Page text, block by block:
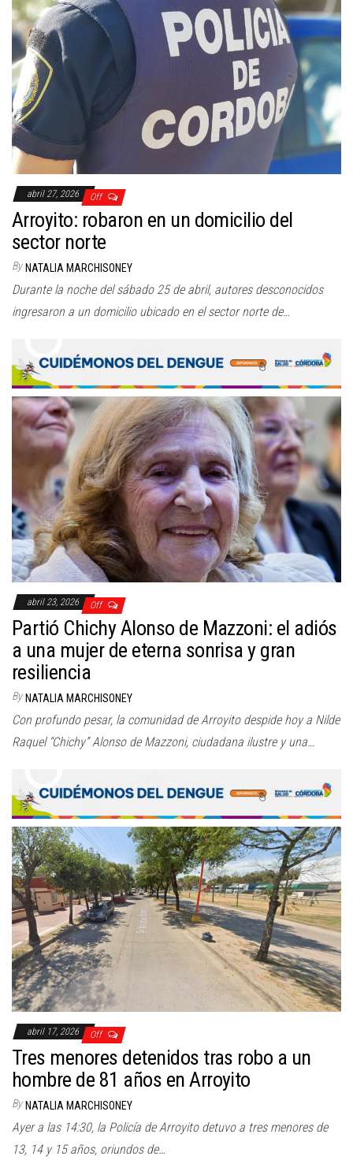
abril 27, 2026 Off
Arroyito: robaron en un domicilio del
sector norte
By NATALIA MARCHISONEY
Durante la noche del sábado 25 de abril, autores desconocidos
ingresaron a un domicilio ubicado en el sector norte de…
abril 23, 2026 Off
Partió Chichy Alonso de Mazzoni: el adiós
a una mujer de eterna sonrisa y gran
resiliencia
By NATALIA MARCHISONEY
Con profundo pesar, la comunidad de Arroyito despide hoy a Nilde
Raquel “Chichy” Alonso de Mazzoni, ciudadana ilustre y una…
abril 17, 2026 Off
Tres menores detenidos tras robo a un
hombre de 81 años en Arroyito
By NATALIA MARCHISONEY
Ayer a las 14:30, la Policía de Arroyito detuvo a tres menores de
13, 14 y 15 años, oriundos de…